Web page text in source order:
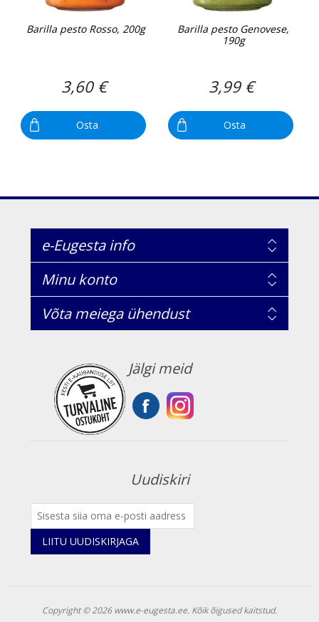
Barilla pesto Rosso, 200g
3,60 €
Osta
Barilla pesto Genovese,
190g
3,99 €
Osta
e-Eugesta info
Minu konto
Võta meiega ühendust
Jälgi meid
Uudiskiri
LIITU UUDISKIRJAGA
Copyright © 2026 www.e-eugesta.ee. Kõik õigused kaitstud.